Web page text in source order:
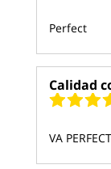
Perfect
Calidad
VA